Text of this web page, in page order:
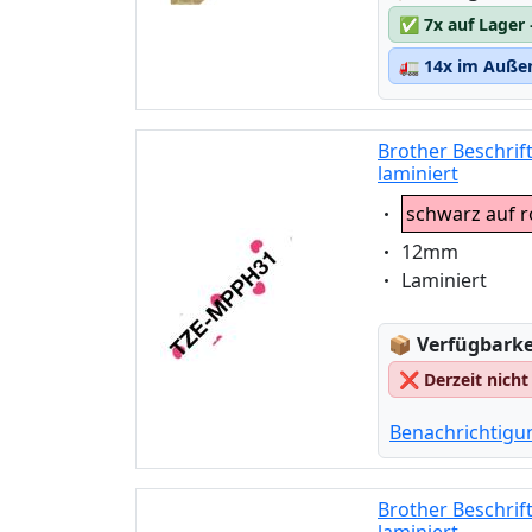
✅ 7x auf Lager
🚛 14x im
Brother
laminiert
Eigenschaft:
schwarz auf
Eigenschaft:
12mm
Eigenschaft:
Laminiert
📦
❌ Derzeit
Brother